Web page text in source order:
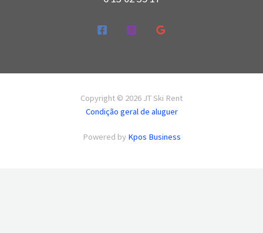
Copyright © 2026 JT Ski Rent
Condição geral de aluguer
Powered by Kpos Business